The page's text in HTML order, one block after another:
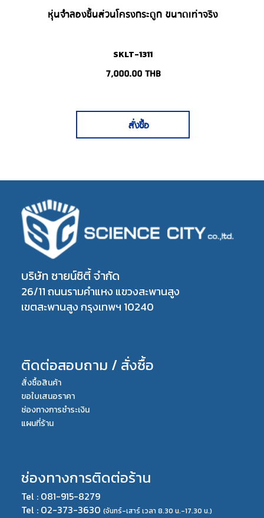
หุ่นจำลองชิ้นส่วนโครงกระดูก ขนาดเท่าจริง
SKLT-1311
7,000.00THB
สั่งซื้อ
บริษัท ซายน์ซิตี้ จำกัด
26/11 ถนนรามคำแหง แขวงสะพานสูง
เขตสะพานสูง กรุงเทพฯ 10240
ติดต่อสอบถาม / สั่งซื้อ
สั่งซื้อสินค้า
ขอใบเสนอราคา
ช่องทางการชำระเงิน
แผนที่ร้าน
ช่องทางการติดต่อร้าน
Tel : 081-915-8279
Tel : 02-373-3630 (จันทร์-เสาร์ เวลา 8.30 น.-17.30 น.)